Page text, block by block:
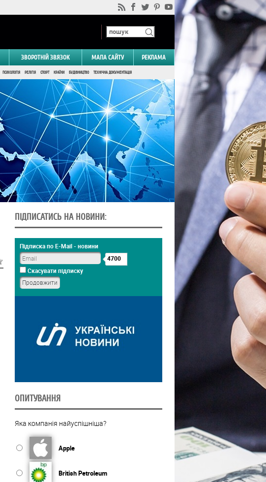
ЗВОРОТНІЙ ЗВЯЗОК МАПА САЙТУ РЕКЛАМА
ПСИХОЛОГІЯ РЕЛІГІЯ СПОРТ КРАЇНИ БУДІВНИЦТВО ТЕХНІЧНА ДОКУМЕНТАЦІЯ
ПІДПИСАТИСЬ НА НОВИНИ:
Підписка по E-Mail - новини
4700
Скасувати підписку
ОПИТУВАННЯ
Яка компанія найуспішніша?
Apple
British Petroleum